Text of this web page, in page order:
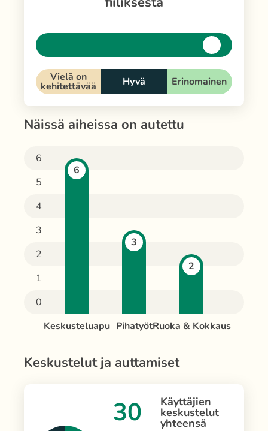
Vielä on
kehitettävää Hyvä Erinomainen
Näissä aiheissa on autettu
6
5
4
3
2
1
0
6
Keskusteluapu
3
Pihatyöt
2
Ruoka & Kokkaus
Keskustelut ja auttamiset
30 Käyttäjien
keskustelut
yhteensä